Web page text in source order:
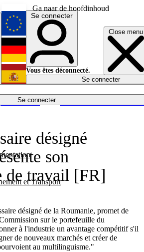
Ga naar de hoofdinhoud
Close menu
Se connecter
et Transport
Économie
English
Deutsch
Español
Se connecter
Vous êtes déconnecté.
Se connecter
désigné
son
de travail [FR]
désigné de la Roumanie, promet de
sur le portefeuille du
à l'industrie un avantage compétitif s'il
de nouveaux marchés et créer de
au multilinguisme."